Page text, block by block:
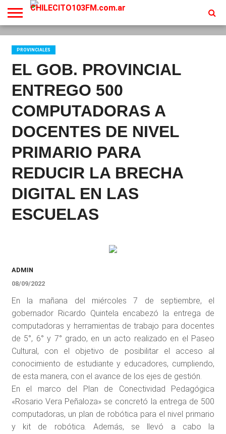
INICIO
EN
VIVO
PROGRAMACION
CONTACTO
PROVINCIALES
EL GOB. PROVINCIAL
ENTREGO 500
COMPUTADORAS A
DOCENTES DE NIVEL
PRIMARIO PARA
REDUCIR LA BRECHA
DIGITAL EN LAS
ESCUELAS
ADMIN
08/09/2022
En la mañana del miércoles 7 de septiembre, el
gobernador Ricardo Quintela encabezó la entrega de
computadoras y herramientas de trabajo para docentes
de 5°, 6° y 7° grado, en un acto realizado en el Paseo
Cultural, con el objetivo de posibilitar el acceso al
conocimiento de estudiante y educadores, cumpliendo,
de esta manera, con el avance de los ejes de gestión.
En el marco del Plan de Conectividad Pedagógica
«Rosario Vera Peñaloza» se concretó la entrega de 500
computadoras, un plan de robótica para el nivel primario
y kit de robótica. Además, se llevó a cabo la